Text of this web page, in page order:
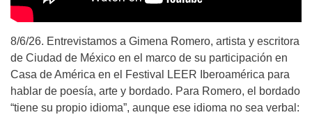
8/6/26. Entrevistamos a Gimena Romero, artista y escritora
de Ciudad de México en el marco de su participación en
Casa de América en el Festival LEER Iberoamérica para
hablar de poesía, arte y bordado. Para Romero, el bordado
“tiene su propio idioma”, aunque ese idioma no sea verbal: